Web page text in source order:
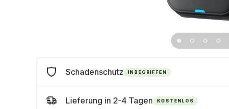
Schadenschutz INBEGRIFFEN
Lieferung in 2-4 Tagen KOSTENLOS